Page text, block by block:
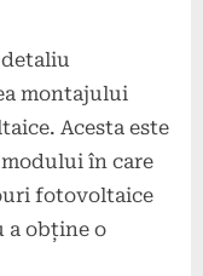
montajului
Acesta este
în care
fotovoltaice
a obține o